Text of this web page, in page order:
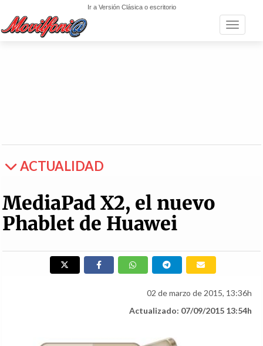
Ir a Versión Clásica o escritorio
Toggle
ACTUALIDAD
MediaPad X2, el nuevo
Phablet de Huawei
02 de marzo de 2015, 13:36h
Actualizado: 07/09/2015 13:54h